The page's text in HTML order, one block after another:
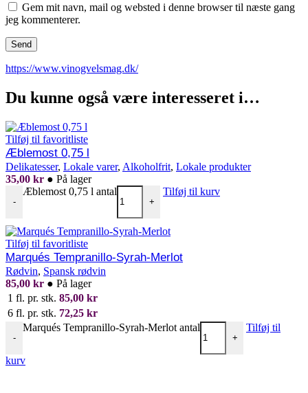
Gem mit navn, mail og websted i denne browser til næste gang
jeg kommenterer.
https://www.vinogvelsmag.dk/
Du kunne også være interesseret i…
Tilføj til favoritliste
Æblemost 0,75 l
Delikatesser, Lokale varer, Alkoholfrit, Lokale produkter
35,00 kr ● På lager
-
Æblemost 0,75 l antal
+
Tilføj til kurv
Tilføj til favoritliste
Marqués Tempranillo-Syrah-Merlot
Rødvin, Spansk rødvin
85,00 kr ● På lager
1 fl. pr. stk. 85,00 kr
6 fl. pr. stk. 72,25 kr
-
Marqués Tempranillo-Syrah-Merlot antal
+
Tilføj til
kurv